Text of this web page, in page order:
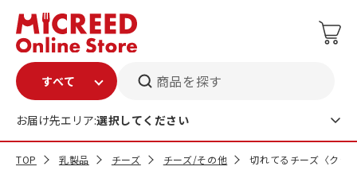
商品を探す
お届け先エリア:選択してください
TOP 乳製品 チーズ チーズ/その他 切れてるチーズ〈クラ